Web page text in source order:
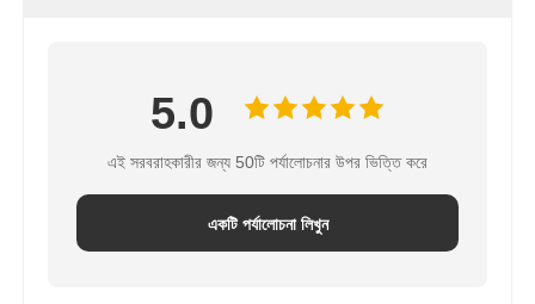
5.0
এই সরবরাহকারীর জন্য 50টি পর্যালোচনার উপর ভিত্তি করে
একটি পর্যালোচনা লিখুন